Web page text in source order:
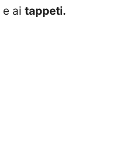
e ai tappeti.